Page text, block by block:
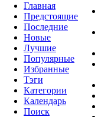
Главная
Предстоящие
Последние
Новые
Лучшие
Популярные
Избранные
Тэги
Категории
Календарь
Поиск